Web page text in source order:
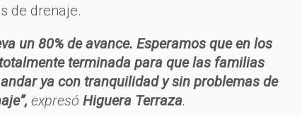
de drenaje.
un 80% de avance. Esperamos que en los
terminada para que las familias
ya con tranquilidad y sin problemas de
expresóHiguera Terraza.